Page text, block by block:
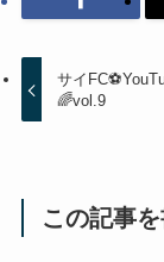
サイ
🌈vol.9
この記事